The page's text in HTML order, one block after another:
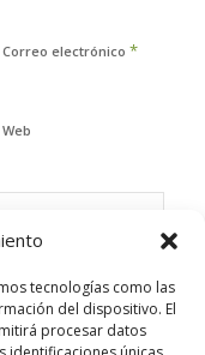
tecnologías como las
del dispositivo. El
procesar datos
Correo electrónico *
Web